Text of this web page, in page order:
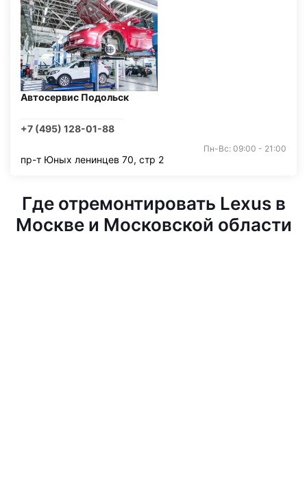
Автосервис Подольск
+7 (495) 128-01-88
Пн-Вс: 09:00 - 21:00
пр-т Юных ленинцев 70, стр 2
Где отремонтировать Lexus в
Москве и Московской области